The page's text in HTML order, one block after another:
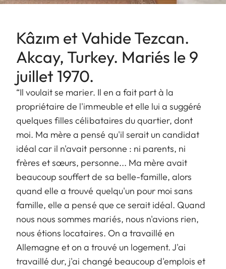
Kâzım et Vahide Tezcan.
Akcay, Turkey. Mariés le 9
juillet 1970.
“Il voulait se marier. Il en a fait part à la
propriétaire de l'immeuble et elle lui a suggéré
quelques filles célibataires du quartier, dont
moi. Ma mère a pensé qu'il serait un candidat
idéal car il n'avait personne : ni parents, ni
frères et sœurs, personne... Ma mère avait
beaucoup souffert de sa belle-famille, alors
quand elle a trouvé quelqu'un pour moi sans
famille, elle a pensé que ce serait idéal. Quand
nous nous sommes mariés, nous n'avions rien,
nous étions locataires. On a travaillé en
Allemagne et on a trouvé un logement. J'ai
travaillé dur, j'ai changé beaucoup d'emplois et